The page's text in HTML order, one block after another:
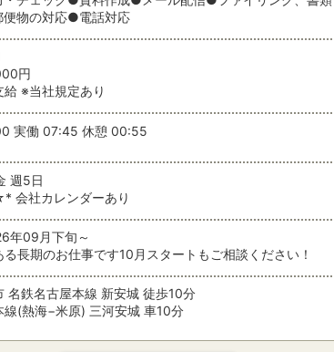
を選ぶ
残業なし
複数人募集
在宅勤務
物の対応●電話対応
円
※当社規定あり
実働 07:45 休憩 00:55
週5日
会社カレンダーあり
09月下旬～
長期のお仕事です10月スタートもご相談ください！
名鉄名古屋本線 新安城 徒歩10分
線(熱海−米原) 三河安城 車10分